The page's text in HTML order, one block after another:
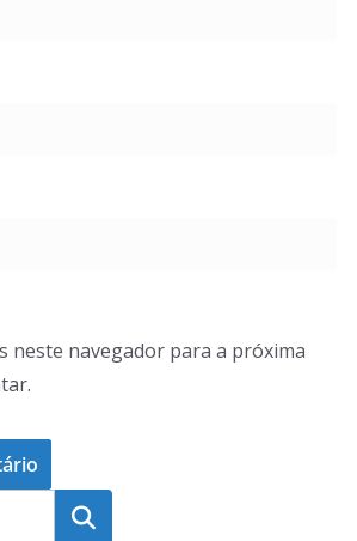
neste navegador para a próxima
Pesquisar